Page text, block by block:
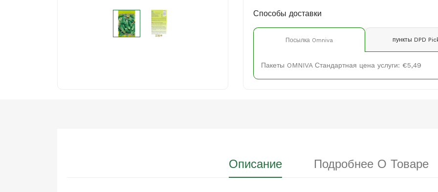
Способы доставки
Посылка Omniva пункты DPD
Пакеты OMNIVA Стандартная цена услуги: €5,49
Описание Подробнее О Товаре